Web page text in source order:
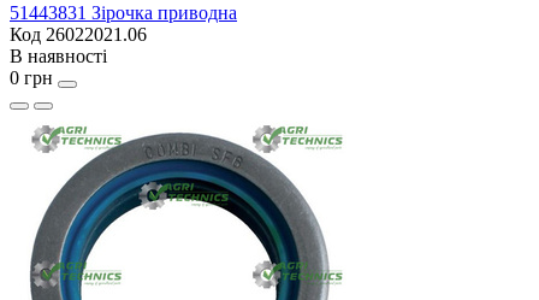
51443831 Зірочка приводна
Код 26022021.06
В наявності
0 грн